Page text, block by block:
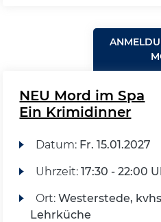
NEU Mord im Spa
Ein Krimidinner
Datum: Fr. 15.01.2027
Uhrzeit: 17:30 - 22:00
Ort: Westerstede,
Lehrküche